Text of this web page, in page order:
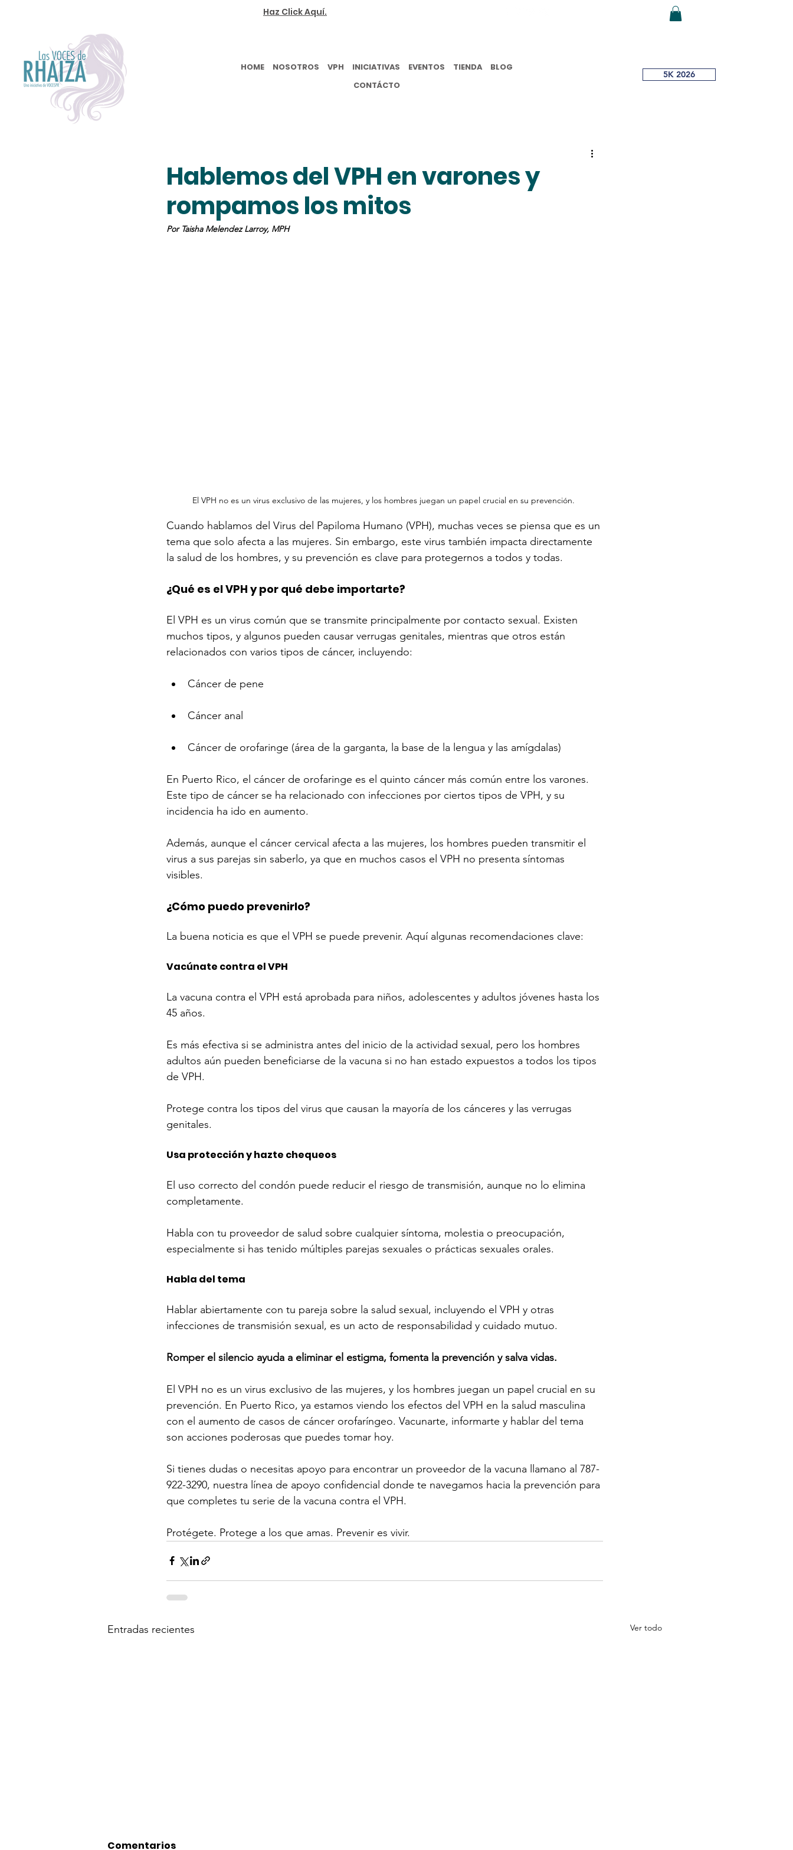
Haz Click Aquí.
5K 2026
HOME NOSOTROS VPH INICIATIVAS EVENTOS TIENDA
BLOG
CONTÁCTO
Hablemos del VPH en varones y
rompamos los mitos
Por Taisha Melendez Larroy, MPH
El VPH no es un virus exclusivo de las mujeres, y los hombres juegan un papel crucial en su prevención.
Cuando hablamos del Virus del Papiloma Humano (VPH), muchas veces se piensa que es un
tema que solo afecta a las mujeres. Sin embargo, este virus también impacta directamente
la salud de los hombres, y su prevención es clave para protegernos a todos y todas.
¿Qué es el VPH y por qué debe importarte?
El VPH es un virus común que se transmite principalmente por contacto sexual. Existen
muchos tipos, y algunos pueden causar verrugas genitales, mientras que otros están
relacionados con varios tipos de cáncer, incluyendo:
Cáncer de pene
Cáncer anal
Cáncer de orofaringe (área de la garganta, la base de la lengua y las amígdalas)
En Puerto Rico, el cáncer de orofaringe es el quinto cáncer más común entre los varones.
Este tipo de cáncer se ha relacionado con infecciones por ciertos tipos de VPH, y su
incidencia ha ido en aumento.
Además, aunque el cáncer cervical afecta a las mujeres, los hombres pueden transmitir el
virus a sus parejas sin saberlo, ya que en muchos casos el VPH no presenta síntomas
visibles.
¿Cómo puedo prevenirlo?
La buena noticia es que el VPH se puede prevenir. Aquí algunas recomendaciones clave:
Vacúnate contra el VPH
La vacuna contra el VPH está aprobada para niños, adolescentes y adultos jóvenes hasta los
45 años.
Es más efectiva si se administra antes del inicio de la actividad sexual, pero los hombres
adultos aún pueden beneficiarse de la vacuna si no han estado expuestos a todos los tipos
de VPH.
Protege contra los tipos del virus que causan la mayoría de los cánceres y las verrugas
genitales.
Usa protección y hazte chequeos
El uso correcto del condón puede reducir el riesgo de transmisión, aunque no lo elimina
completamente.
Habla con tu proveedor de salud sobre cualquier síntoma, molestia o preocupación,
especialmente si has tenido múltiples parejas sexuales o prácticas sexuales orales.
Habla del tema
Hablar abiertamente con tu pareja sobre la salud sexual, incluyendo el VPH y otras
infecciones de transmisión sexual, es un acto de responsabilidad y cuidado mutuo.
Romper el silencio ayuda a eliminar el estigma, fomenta la prevención y salva vidas.
El VPH no es un virus exclusivo de las mujeres, y los hombres juegan un papel crucial en su
prevención. En Puerto Rico, ya estamos viendo los efectos del VPH en la salud masculina
con el aumento de casos de cáncer orofaríngeo. Vacunarte, informarte y hablar del tema
son acciones poderosas que puedes tomar hoy.
Si tienes dudas o necesitas apoyo para encontrar un proveedor de la vacuna llamano al 787-
922-3290, nuestra línea de apoyo confidencial donde te navegamos hacia la prevención para
que completes tu serie de la vacuna contra el VPH.
Protégete. Protege a los que amas. Prevenir es vivir.
Entradas recientes Ver todo
Comentarios